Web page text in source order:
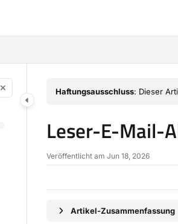
exploring further.
Haftungsausschluss: Dieser
Leser-E-Mail-
Veröffentlicht am Jun 18, 2026
Artikel-Zusammenfassung